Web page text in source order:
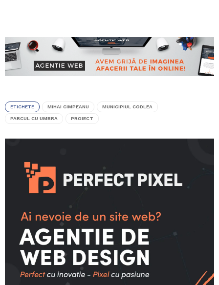
ETICHETE MIHAI CIMPEANU MUNICIPIUL CODLEA
PARCUL CU UMBRA PROIECT